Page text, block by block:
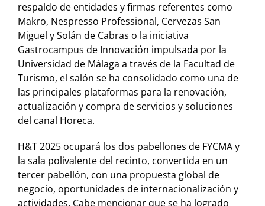
respaldo de entidades y firmas referentes como
Makro, Nespresso Professional, Cervezas San
Miguel y Solán de Cabras o la iniciativa
Gastrocampus de Innovación impulsada por la
Universidad de Málaga a través de la Facultad de
Turismo, el salón se ha consolidado como una de
las principales plataformas para la renovación,
actualización y compra de servicios y soluciones
del canal Horeca.
H&T 2025 ocupará los dos pabellones de FYCMA y
la sala polivalente del recinto, convertida en un
tercer pabellón, con una propuesta global de
negocio, oportunidades de internacionalización y
actividades. Cabe mencionar que se ha logrado